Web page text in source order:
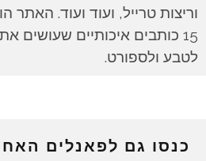
וריצות טרייל, ועוד ועוד. האתר
15 כותבים איכותיים שעושים
לטבע ולספורט.
כנסו גם לפאנלים